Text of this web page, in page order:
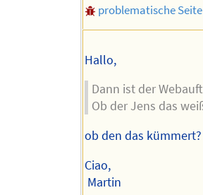
problematische Seite
Hallo,
Dann ist der
Ob der Jens das
ob den das kümmert?
Ciao,
Martin